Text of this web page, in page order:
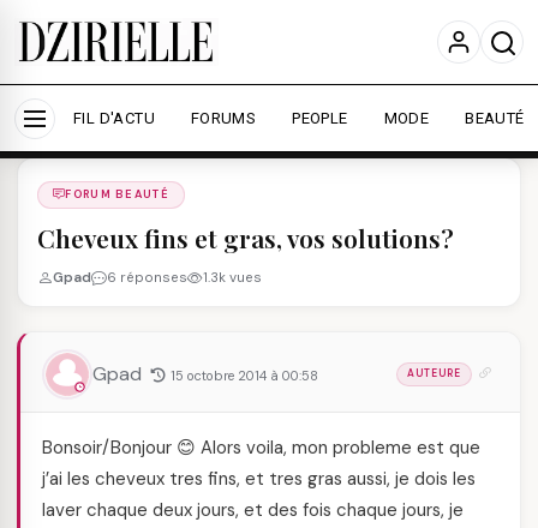
Nous utilisons des cookies pour améliorer votre
expérience et mesurer l'audience.
En savoir plus
Accepter tout Personnaliser
FIL D'ACTU FORUMS PEOPLE MODE BEAUTÉ
Forums
FORUM BEAUTÉ
Cheveux fins et gras, vos solutions?
Gpad 6 réponses 1.3k vues
Gpad 15 octobre 2014 à 00:58 AUTEURE
Bonsoir/Bonjour 😊 Alors voila, mon probleme est que
j’ai les cheveux tres fins, et tres gras aussi, je dois les
laver chaque deux jours, et des fois chaque jours, je